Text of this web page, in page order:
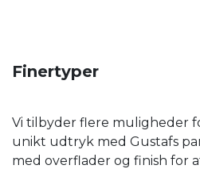
Finertyper
Vi tilbyder flere muligheder
unikt udtryk med Gustafs
med overflader og finish for